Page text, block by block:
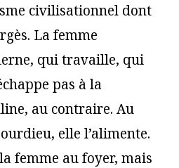
civilisationnel dont
La femme
qui travaille, qui
pas à la
au contraire. Au
elle l’alimente.
femme au foyer, mais